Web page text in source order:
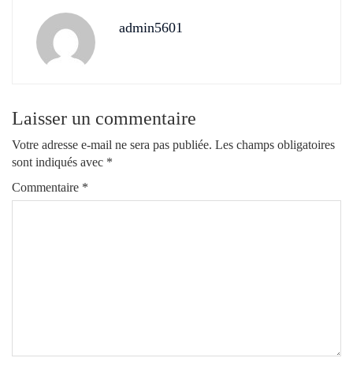
admin5601
Laisser un commentaire
Votre adresse e-mail ne sera pas publiée. Les champs obligatoires
sont indiqués avec *
Commentaire *